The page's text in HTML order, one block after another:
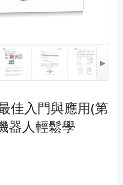
▶
佳入門與應用(第
器人輕鬆學